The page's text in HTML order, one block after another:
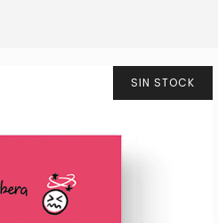
SIN STOCK